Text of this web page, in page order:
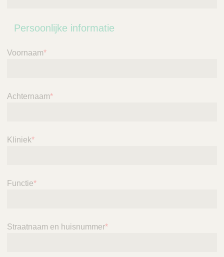
Persoonlijke informatie
Voornaam*
Achternaam*
Kliniek*
Functie*
Straatnaam en huisnummer*